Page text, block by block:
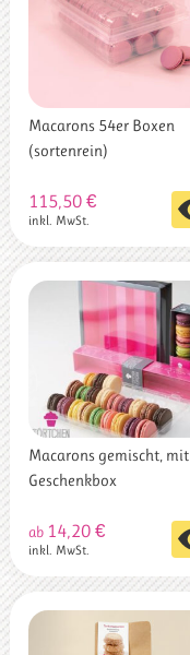
Macarons 54er Boxen
(sortenrein)
115,50 €
inkl. MwSt.
Dieses
Produkt
weist
Varianten
Optionen
können
der
Produktseite
gewählt
Macarons gemischt, mit
Geschenkbox
ab 14,20 €
inkl. MwSt.
Dieses
Produkt
weist
Varianten